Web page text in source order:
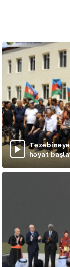
həyat